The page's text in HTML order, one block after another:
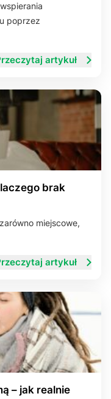
poprzez
artykuł
brak
miejscowe,
artykuł
– jak realnie